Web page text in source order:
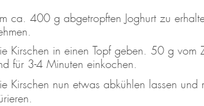
ca. 400 g abgetropften Joghurt zu
Kirschen in einen Topf geben. 50 g vom
für 3-4 Minuten einkochen.
Kirschen nun etwas abkühlen lassen und